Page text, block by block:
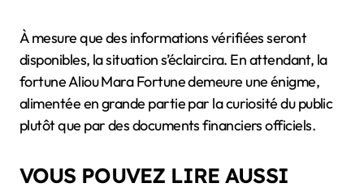
À mesure que des informations vérifiées seront
disponibles, la situation s’éclaircira. En attendant, la
fortune Aliou Mara Fortune demeure une énigme,
alimentée en grande partie par la curiosité du public
plutôt que par des documents financiers officiels.
VOUS POUVEZ LIRE AUSSI